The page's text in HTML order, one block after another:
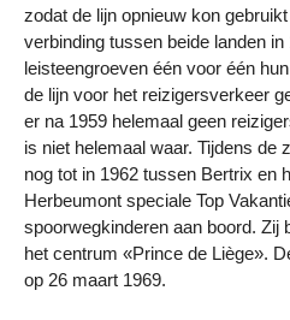
zodat de lijn opnieuw kon
verbinding tussen beide landen
leisteengroeven één voor één
de lijn voor het reizigersverkeer
er na 1959 helemaal geen
is niet helemaal waar. Tijdens de
nog tot in 1962 tussen Bertrix en
Herbeumont speciale Top
spoorwegkinderen aan boord. Zij
het centrum «Prince de Liège».
op 26 maart 1969.